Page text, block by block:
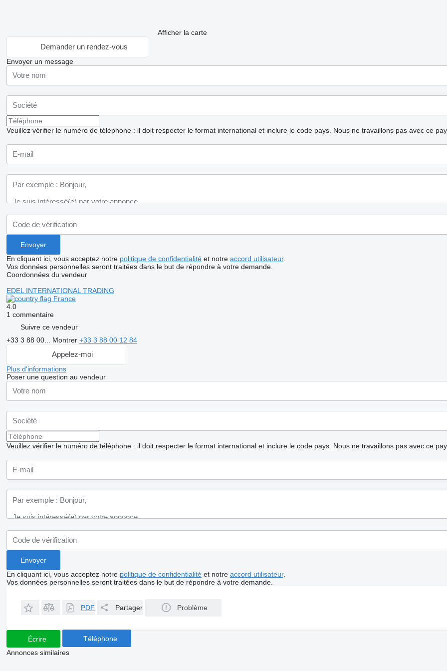
Afficher la carte
Demander un rendez-vous
Envoyer un message
Veuillez vérifier le numéro de téléphone : il doit respecter le format international et inclure le code pays. Nous ne travaillons pas avec ce
En cliquant ici, vous acceptez notre politique de confidentialitéet notre accord utilisateur.
Vos données personnelles seront traitées dans le but de répondre à votre demande.
Coordonnées du vendeur
EDEL INTERNATIONAL TRADING
France
4.0
1 commentaire
Suivre ce vendeur
+33 3 88 00... Montrer +33 3 88 00 12 84
Appelez-moi
Plus d'informations
Poser une question au vendeur
Veuillez vérifier le numéro de téléphone : il doit respecter le format international et inclure le code pays. Nous ne travaillons pas avec ce
En cliquant ici, vous acceptez notre politique de confidentialitéet notre accord utilisateur.
Vos données personnelles seront traitées dans le but de répondre à votre demande.
PDF Partager Problème
Écrire
Téléphone
Annonces similaires